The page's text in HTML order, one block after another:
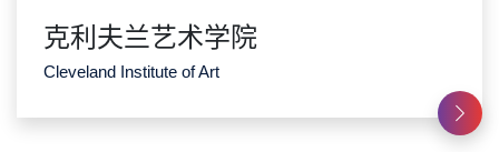
克利夫兰艺术学院
Cleveland Institute of Art